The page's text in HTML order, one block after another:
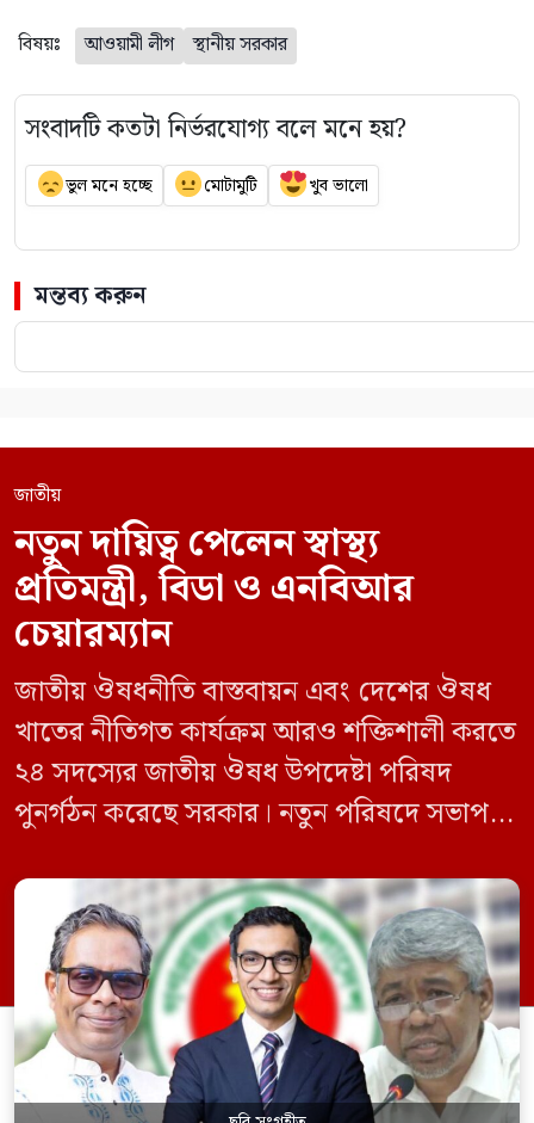
বিষয়ঃ আওয়ামী লীগ স্থানীয় সরকার
সংবাদটি কতটা নির্ভরযোগ্য বলে মনে হয়?
ভুল মনে হচ্ছে মোটামুটি খুব ভালো
মন্তব্য করুন
জাতীয়
নতুন দায়িত্ব পেলেন স্বাস্থ্য
প্রতিমন্ত্রী, বিডা ও এনবিআর
চেয়ারম্যান
জাতীয় ঔষধনীতি বাস্তবায়ন এবং দেশের ঔষধ
খাতের নীতিগত কার্যক্রম আরও শক্তিশালী করতে
২৪ সদস্যের জাতীয় ঔষধ উপদেষ্টা পরিষদ
পুনর্গঠন করেছে সরকার। নতুন পরিষদে সভাপতি
কল্যাণমন্ত্রী এবং সদস্য সচিব থাকবেন স্বাস্থ্য ও
পরিবার কল্যাণ মন্ত্রণালয়ের সচিব। একই সঙ্গে
স্বাস্থ্য প্রতিমন্ত্রী, বাংলাদেশ বিনিয়োগ উন্নয়ন
কর্তৃপক্ষ (বিডা)-এর নির্বাহী চেয়ারম্যান এবং
জাতীয় […]